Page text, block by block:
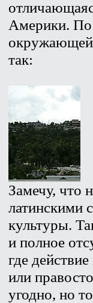
Америки.
окружающей
так:
Замечу, что
латинскими
культуры.
и полное
где
или
угодно, но